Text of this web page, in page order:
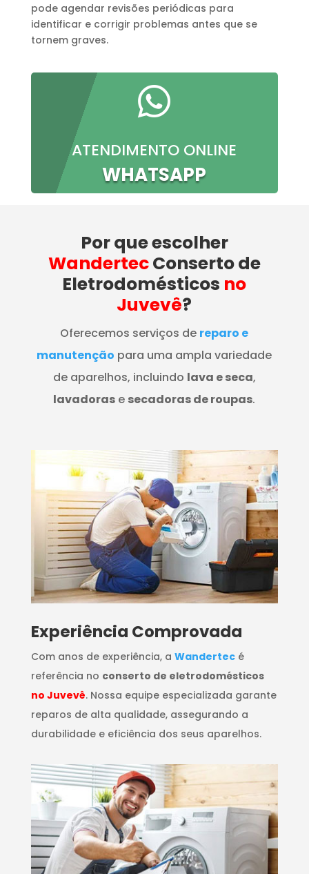
pode agendar revisões periódicas para
identificar e corrigir problemas antes que se
tornem graves.

ATENDIMENTO ONLINE
WHATSAPP
Por que escolher
WandertecConserto de
Eletrodomésticos no
Juvevê?
Oferecemos serviços de reparo e
manutenção para uma ampla variedade
de aparelhos, incluindo lava e seca,
lavadoras e secadoras de roupas.
​Experiência Comprovada
Com anos de experiência, a Wandertecé
referência no conserto de eletrodomésticos
no Juvevê. Nossa equipe especializada garante
reparos de alta qualidade, assegurando a
durabilidade e eficiência dos seus aparelhos.